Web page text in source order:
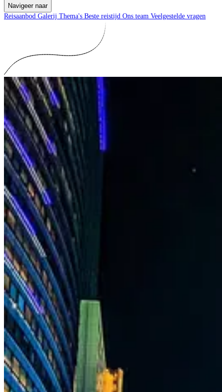
Navigeer naar
Reisaanbod Galerij Thema's Beste reistijd Ons team Veelgestelde vragen